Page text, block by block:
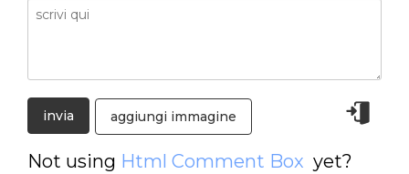
aggiungi immagine
Not using Html Comment Box yet?